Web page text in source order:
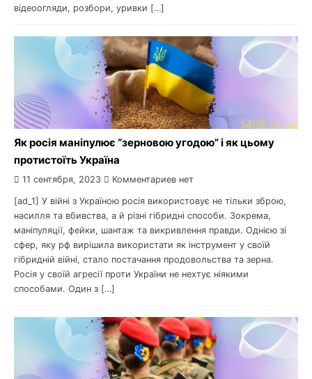
відеоогляди, розбори, уривки […]
Як росія маніпулює “зерновою угодою” і як цьому
протистоїть Україна
11 сентября, 2023 Комментариев нет
[ad_1] У війні з Україною росія використовує не тільки зброю,
насилля та вбивства, а й різні гібридні способи. Зокрема,
маніпуляції, фейки, шантаж та викривлення правди. Однією зі
сфер, яку рф вирішила використати як інструмент у своїй
гібридній війні, стало постачання продовольства та зерна.
Росія у своїй агресії проти України не нехтує ніякими
способами. Один з […]